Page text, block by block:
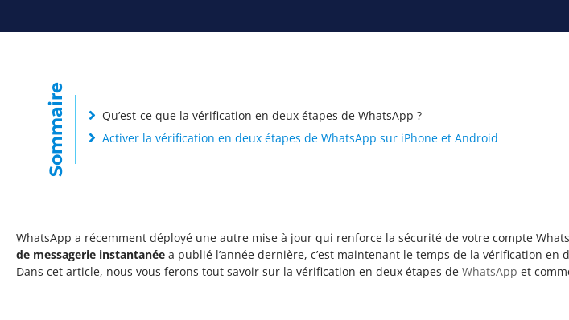
Sommaire
Qu’est-ce que la vérification en deux étapes de WhatsApp ?
Activer la vérification en deux étapes de WhatsApp sur iPhone et Android
WhatsApp a récemment déployé une autre mise à jour qui renforce la sécurité de votre compte
de messagerie instantanée a publié l’année dernière, c’est maintenant le temps de la vérification
Dans cet article, nous vous ferons tout savoir sur la vérification en deux étapes de WhatsApp et